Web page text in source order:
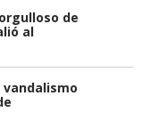
de
al